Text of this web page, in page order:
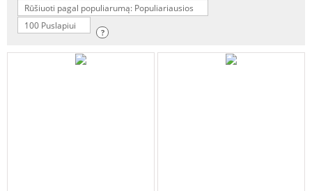
Rūšiuoti pagal populiarumą: Populiariausios
100 Puslapiui
?